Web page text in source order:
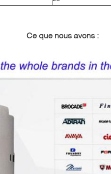
Ce que nous avons :